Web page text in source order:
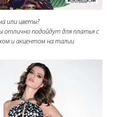
или цветы?
отлично подойдут для платья с
и акцентом на талии